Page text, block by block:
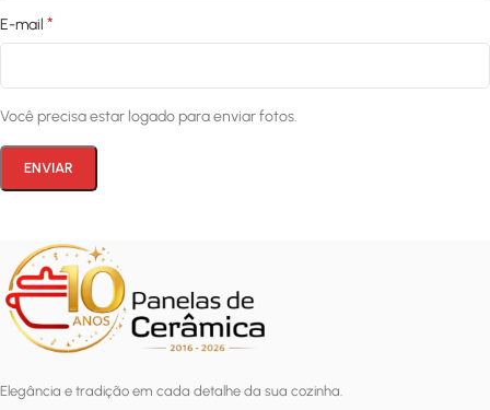
E-mail *
Você precisa estar logado para enviar fotos.
Elegância e tradição em cada detalhe da sua cozinha.